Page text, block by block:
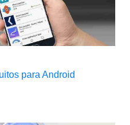
para Android